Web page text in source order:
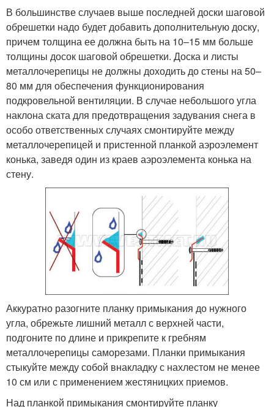
В большинстве случаев выше последней доски шаговой
обрешетки надо будет добавить дополнительную доску,
причем толщина ее должна быть на 10–15 мм больше
толщины досок шаговой обрешетки. Доска и листы
металлочерепицы не должны доходить до стены на 50–
80 мм для обеспечения функционирования
подкровельной вентиляции. В случае небольшого угла
наклона ската для предотвращения задувания снега в
особо ответственных случаях смонтируйте между
металлочерепицей и пристенной планкой аэроэлемент
конька, заведя один из краев аэроэлемента конька на
стену.
Аккуратно разогните планку примыкания до нужного
угла, обрежьте лишний металл с верхней части,
подгоните по длине и прикрепите к гребням
металлочерепицы саморезами. Планки примыкания
стыкуйте между собой внакладку с нахлестом не менее
10 см или с применением жестяницких приемов.
Над планкой примыкания смонтируйте планку